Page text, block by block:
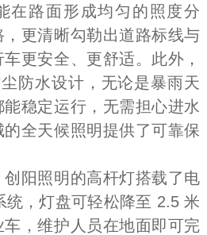
在路面形成均匀的照度分
更清晰勾勒出道路标线与
更安全、更舒适。此外，
防水设计，无论是暴雨天
稳定运行，无需担心进水
全天候照明提供了可靠保
阳照明的高杆灯搭载了电
，灯盘可轻松降至 2.5 米
，维护人员在地面即可完